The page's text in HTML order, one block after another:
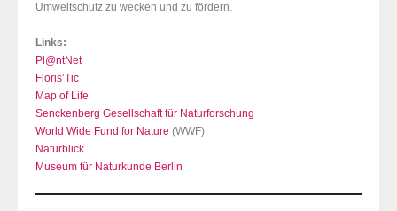
Umweltschutz zu wecken und zu fördern.
Links:
Pl@ntNet
Floris’Tic
Map of Life
Senckenberg Gesellschaft für Naturforschung
World Wide Fund for Nature (WWF)
Naturblick
Museum für Naturkunde Berlin